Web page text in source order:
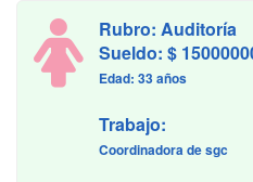
Rubro: Auditoría
Sueldo: $
Edad: 33 años
Trabajo:
Coordinadora de sgc